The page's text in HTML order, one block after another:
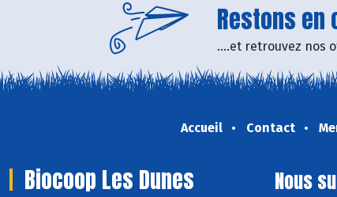
Restons
....et retrouvez nos
Accueil Contact
Biocoop Les Dunes Nous